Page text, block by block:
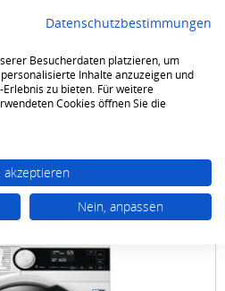
0
Frontlader
9 kg 1600 Touren
Datenschutzbestimmungen
Besucherdaten platzieren, um
Inhalte anzuzeigen und
zu bieten. Für weitere
Cookies öffnen Sie die
akzeptieren
Nein, anpassen